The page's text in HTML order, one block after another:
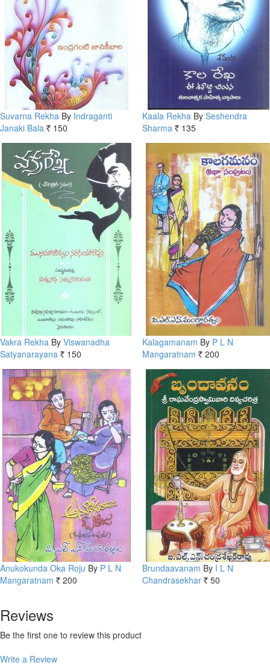
Suvarna Rekha By Indraganti
Janaki Bala Rs. 150
Kaala Rekha By Seshendra
Sharma Rs. 135
Vakra Rekha By Viswanadha
Satyanarayana Rs. 150
Kalagamanam By P L N
Mangaratnam
Rs. 200
Anukokunda Oka Roju By P L N
Mangaratnam
Rs. 200
Brundaavanam By I L N
Chandrasekhar Rs. 50
Reviews
Be the first one to review this product
Write a Review